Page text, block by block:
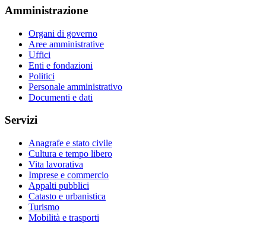
Amministrazione
Organi di governo
Aree amministrative
Uffici
Enti e fondazioni
Politici
Personale amministrativo
Documenti e dati
Servizi
Anagrafe e stato civile
Cultura e tempo libero
Vita lavorativa
Imprese e commercio
Appalti pubblici
Catasto e urbanistica
Turismo
Mobilità e trasporti